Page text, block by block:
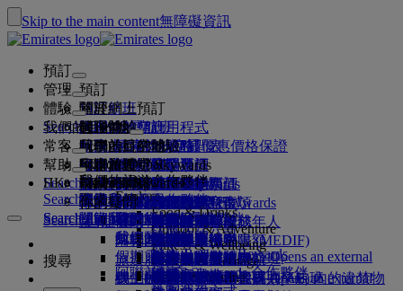
Skip to the main content無障礙資訊
預訂
預訂
預訂航班
搜尋航班
航班時間表
精選票價
特別優惠
行程規劃
預訂酒店
旅行團及活動
旅遊服務
機場迎賓機場迎賓 Opens an external
關於網上預訂
阿聯酋航空應用程式
阿聯酋航空最優惠價格保證
座位選擇
保留我的票價
阿聯酋航空應用程式
Search flight
管理
管理
管理你的預訂
檢索你的預訂
取消預訂
更改你的預訂
選擇你的座位
升級航班
管理專車接送
預訂無障礙出行
網上辦理登機手續
起飛前
起飛前
旅遊資訊
危險品指南
規則及注意事項
健康
旅行健康證明書 (MEDIF)
餐膳資訊
阿拉伯聯合酋長國 (UAE) 內的違禁物
行李
行李資料
行李資料
托運行李
隨身行李
購買更多行李限額
額外托運行李限額
杜拜行李服務
簽證和護照
尋找你的簽證要求
簽證及護照資料
美國旅遊授權
阿聯酋簽證
Search flight
體驗
機上體驗
航班上提供的服務
機艙特色
頭等客艙
商務客艙
尊尚經濟客艙
經濟客艙
舒適的機上體驗
機上娛樂
阿聯酋航空體驗
你的旅程從此開始
阿聯酋航空體驗
專車接送
阿聯酋航空服務
季節性場合
非接觸式旅程
我們的貴賓室
家庭旅遊
與家人同行
計劃你的家庭旅行
無人陪同的未成年人
懷孕
行李限額
兒童及嬰兒票價規則
Fly Better
飛悅卓越
飛悅卓越的理由
關於我們
關於我們
我們的故事
媒體中心媒體中心 Opens an external
link in a new tab
Search flight
我們的目的地
我們的目的地
目的地
我們的目的地
亞太地區
美洲
非洲
歐洲
中東
Explore Dubai
Explore Dubai
Explore
Food & Drinks
Outdoor & Adventure
Fitness & Wellbeing
Culture & Heritage
Beach & Marine
我們的旅遊合作夥伴
空中和地面合作夥伴
我們的旅遊合作夥伴
澳洲航空
flydubai
阿聯酋航空 Skywards 合作夥伴
探索
探索阿聯酋航空目的地
航線圖
假期靈感
海灘目的地
Search flight
常客
阿聯酋航空 Skywards
加入阿聯酋航空 Skywards
關於阿聯酋航空 Skywards
會員級別
flydubai
現金 + 哩數
電子會員卡
Business Rewards
註冊你的公司
Business Rewards
註冊你的公司
登入 Business Rewards
優惠
Search flight
幫助
幫助和聯絡
幫助和聯絡
幫助和聯絡
更改或取消
簽證和護照協助
意見和投訴
你的疑問
常見問題
常見問題
預訂阿聯酋航空航班
我們的網絡和代碼共享航班
Search flight
HK
搜尋